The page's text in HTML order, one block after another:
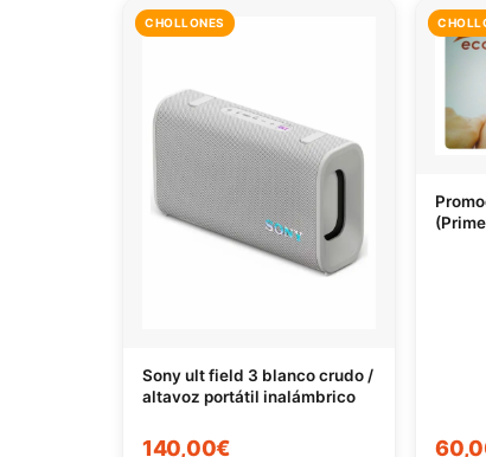
CHOLLONES
Sony ult field 3 blanco crudo /
altavoz portátil inalámbrico
140,00€